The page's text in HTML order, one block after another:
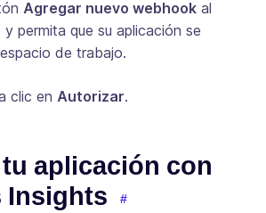
Agregar nuevo webhook al
permita que su aplicación se
de trabajo.
clic en Autorizar.
aplicación con
Insights